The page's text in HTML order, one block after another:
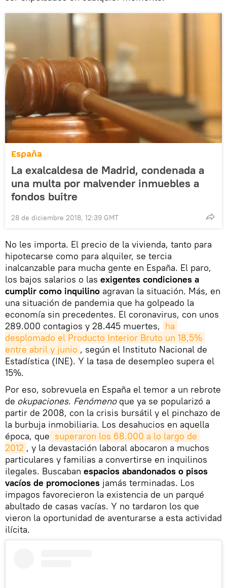
España
La exalcaldesa de Madrid, condenada a
una multa por malvender inmuebles a
fondos buitre
28 de diciembre 2018, 12:39 GMT
No les importa. El precio de la vivienda, tanto para
hipotecarse como para alquiler, se tercia
inalcanzable para mucha gente en España. El paro,
los bajos salarios o las exigentes condiciones a
cumplir como inquilino agravan la situación. Más, en
una situación de pandemia que ha golpeado la
economía sin precedentes. El coronavirus, con unos
289.000 contagios y 28.445 muertes, ha
desplomado el Producto Interior Bruto un 18,5%
entre abril y junio , según el Instituto Nacional de
Estadística (INE). Y la tasa de desempleo supera el
15%.
Por eso, sobrevuela en España el temor a un rebrote
de okupaciones. Fenómenoque ya se popularizó a
partir de 2008, con la crisis bursátil y el pinchazo de
la burbuja inmobiliaria. Los desahucios en aquella
época, que superaron los 68.000 a lo largo de
2012 , y la devastación laboral abocaron a muchos
particulares y familias a convertirse en inquilinos
ilegales. Buscaban espacios abandonados o pisos
vacíos de promociones jamás terminadas. Los
impagos favorecieron la existencia de un parqué
abultado de casas vacías. Y no tardaron los que
vieron la oportunidad de aventurarse a esta actividad
ilícita.